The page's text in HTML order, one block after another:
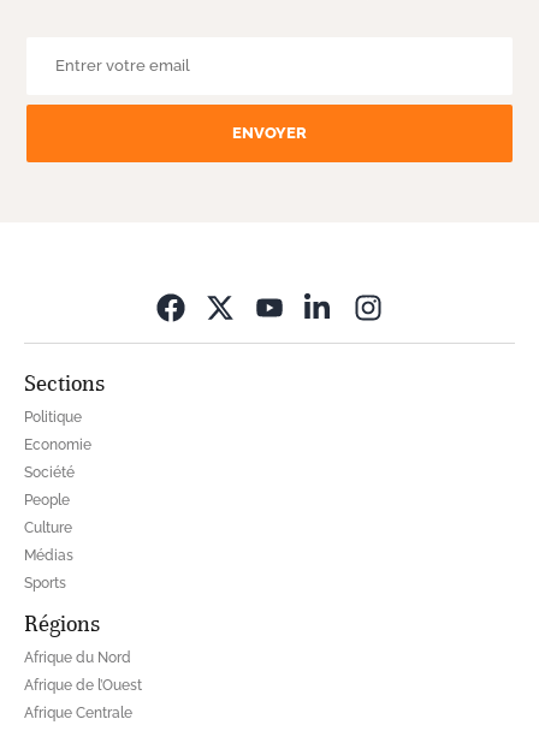
ENVOYER
Sections
Politique
Economie
Société
People
Culture
Médias
Sports
Régions
Afrique du Nord
Afrique de l’Ouest
Afrique Centrale